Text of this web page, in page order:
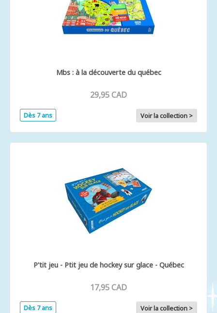
Mbs : à la découverte du québec
29,95 CAD
Dès 7 ans Voir la collection >
P'tit jeu - Ptit jeu de hockey sur glace - Québec
17,95 CAD
Dès 7 ans Voir la collection >